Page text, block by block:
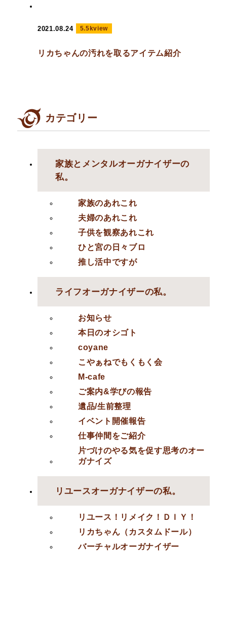
2021.08.24 5.5kview
リカちゃんの汚れを取るアイテム紹介
カテゴリー
家族とメンタルオーガナイザーの
私。
家族のあれこれ
夫婦のあれこれ
子供を観察あれこれ
ひと宮の日々ブロ
推し活中ですが
ライフオーガナイザーの私。
お知らせ
本日のオシゴト
coyane
こやぁねでもくもく会
M-cafe
ご案内&学びの報告
遺品/生前整理
イベント開催報告
仕事仲間をご紹介
片づけのやる気を促す思考のオー
ガナイズ
リユースオーガナイザーの私。
リユース！リメイク！ＤＩＹ！
リカちゃん（カスタムドール）
バーチャルオーガナイザー